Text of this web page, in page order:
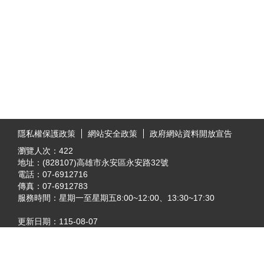
隱私權保護政策
網站安全政策
政府網站資料開放宣告
瀏覽人次： 422
地址：(828107)高雄市永安區永安路32號
電話：07-6912716
傳真：07-6912783
服務時間：星期一至星期五8:00~12:00、13:30~17:30
更新日期： 115-08-07